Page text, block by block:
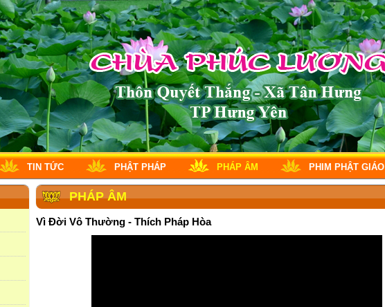
TIN TỨC PHẬT PHÁP PHÁP ÂM PHIM PHẬT GIÁO
PHÁP ÂM
Vì Đời Vô Thường - Thích Pháp Hòa